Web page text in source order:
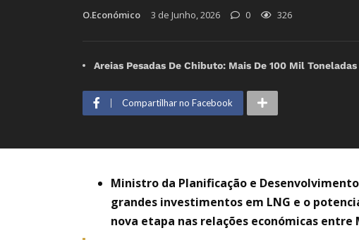
O.Económico 3 de Junho, 2026 0 326
Areias Pesadas De Chibuto: Mais De 100 Mil
Compartilhar no Facebook
Ministro da Planificação e
grandes investimentos em LNG e o
nova etapa nas relações económicas entre